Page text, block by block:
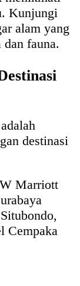
Kunjungi
alam yang
fauna.
destinasi
Marriott
Cempaka